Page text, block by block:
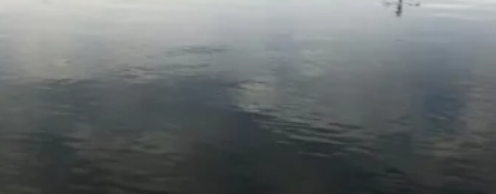
Nova Scotia, Kanada, befindet sich in Mi'kma'ki, dem
angestammten Gebiet der Mi'kmaq - ein Gebiet
welches wir anerkennen und ehren.
©
NovaScotia.com . All Rights Reserved.